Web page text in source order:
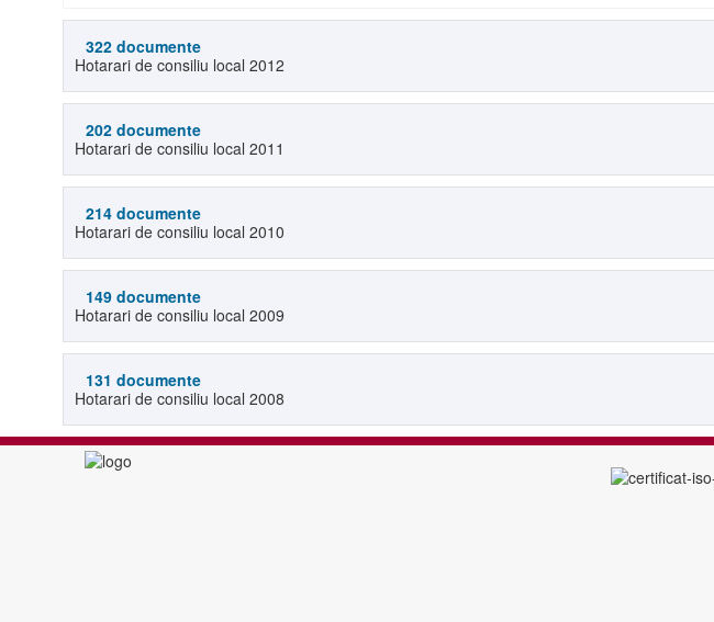
322 documente
Hotarari de consiliu local 2012
202 documente
Hotarari de consiliu local 2011
214 documente
Hotarari de consiliu local 2010
149 documente
Hotarari de consiliu local 2009
131 documente
Hotarari de consiliu local 2008